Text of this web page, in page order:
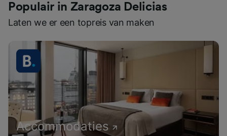
Populair in Zaragoza Delicias
Laten we er een topreis van maken
Accommodaties